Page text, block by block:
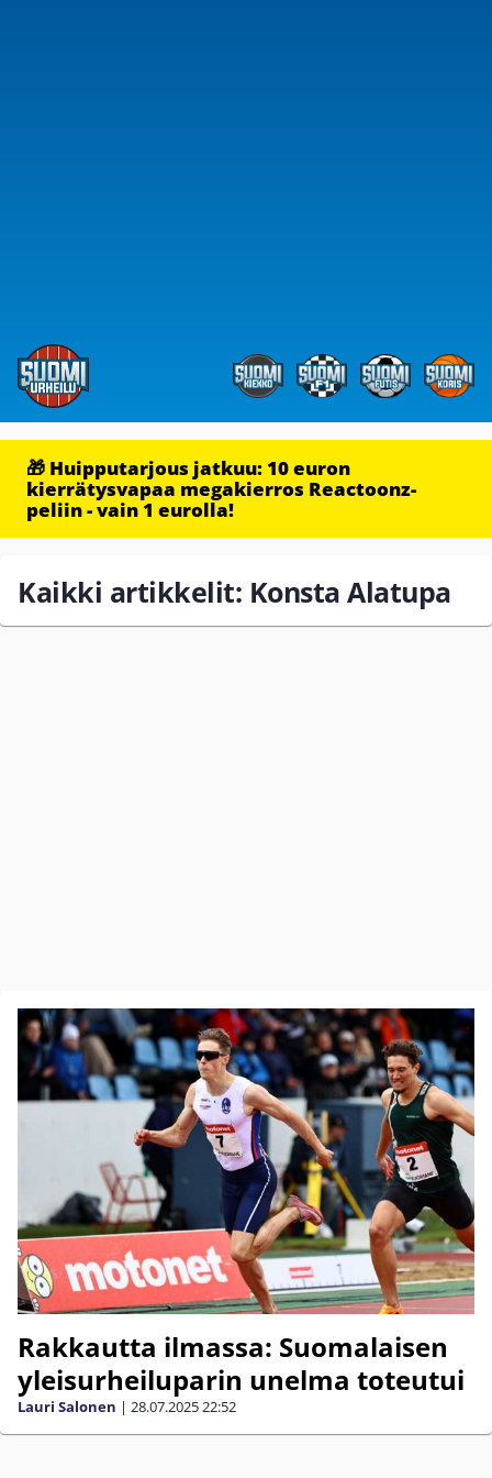
🎁 Huipputarjous jatkuu: 10 euron
kierrätysvapaa megakierros Reactoonz-
peliin - vain 1 eurolla!
Kaikki artikkelit: Konsta Alatupa
Rakkautta ilmassa: Suomalaisen
yleisurheiluparin unelma toteutui
Lauri Salonen | 28.07.202522:52